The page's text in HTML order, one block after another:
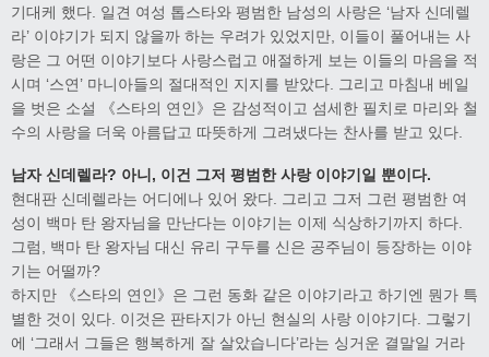
기대케 했다. 일견 여성 톱스타와 평범한 남성의 사랑은 ‘남자 신데렐
라’ 이야기가 되지 않을까 하는 우려가 있었지만, 이들이 풀어내는 사
랑은 그 어떤 이야기보다 사랑스럽고 애절하게 보는 이들의 마음을 적
시며 ‘스연’ 마니아들의 절대적인 지지를 받았다. 그리고 마침내 베일
을 벗은 소설 《스타의 연인》은 감성적이고 섬세한 필치로 마리와 철
수의 사랑을 더욱 아름답고 따뜻하게 그려냈다는 찬사를 받고 있다.
남자 신데렐라? 아니, 이건 그저 평범한 사랑 이야기일 뿐이다.
현대판 신데렐라는 어디에나 있어 왔다. 그리고 그저 그런 평범한 여
성이 백마 탄 왕자님을 만난다는 이야기는 이제 식상하기까지 하다.
그럼, 백마 탄 왕자님 대신 유리 구두를 신은 공주님이 등장하는 이야
기는 어떨까?
하지만 《스타의 연인》은 그런 동화 같은 이야기라고 하기엔 뭔가 특
별한 것이 있다. 이것은 판타지가 아닌 현실의 사랑 이야기다. 그렇기
에 ‘그래서 그들은 행복하게 잘 살았습니다’라는 싱거운 결말일 거라